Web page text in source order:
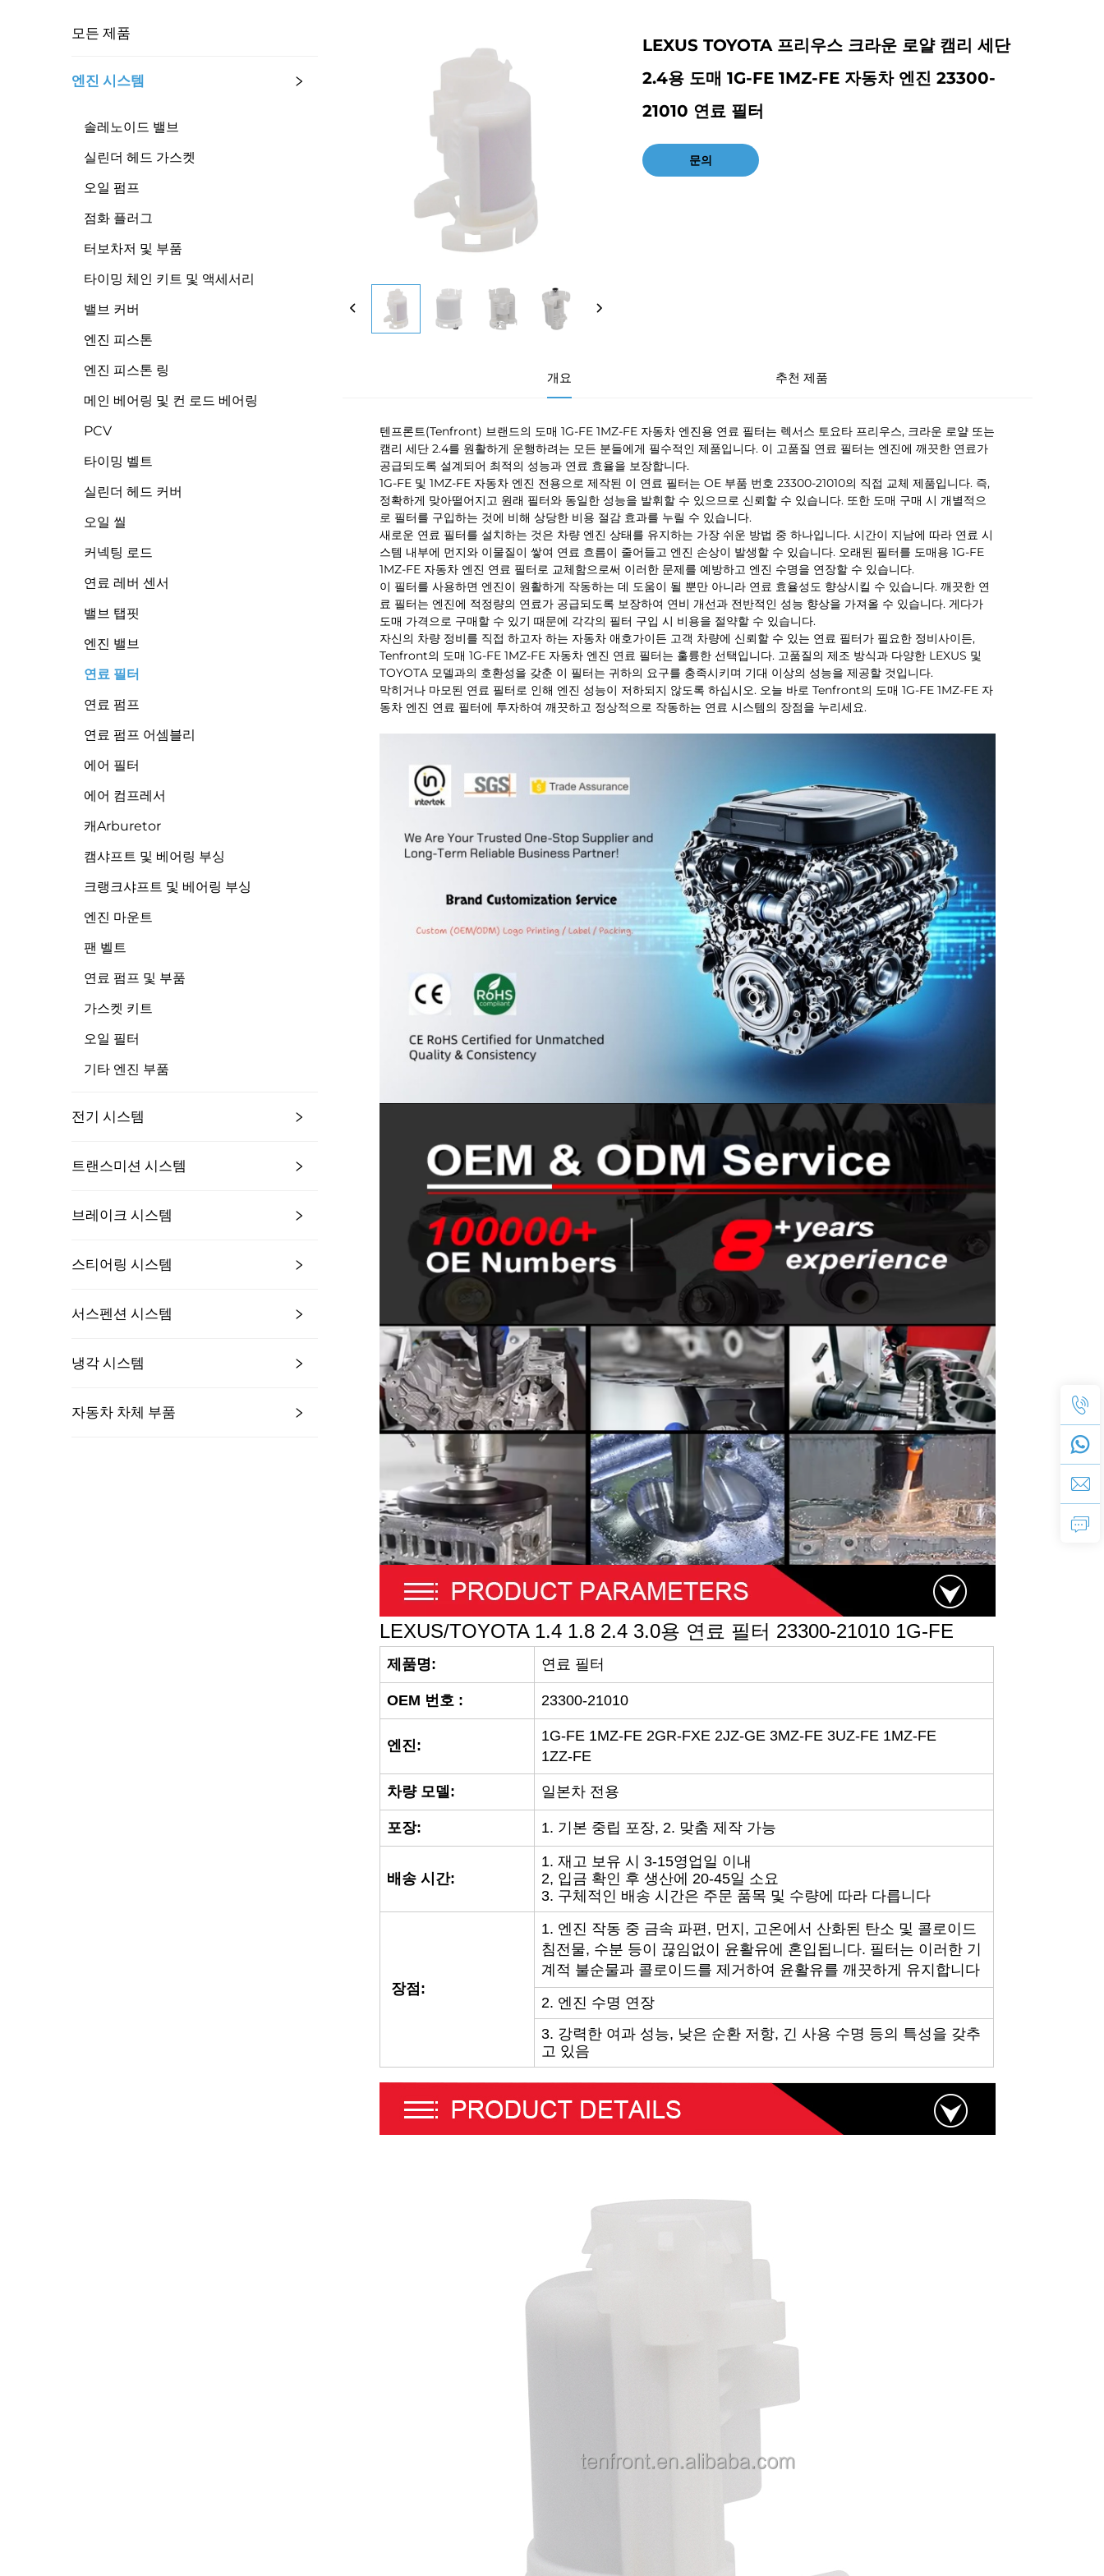
모든 제품
엔진 시스템
솔레노이드 밸브
실린더 헤드 가스켓
오일 펌프
점화 플러그
터보차저 및 부품
타이밍 체인 키트 및 액세서리
밸브 커버
엔진 피스톤
엔진 피스톤 링
메인 베어링 및 컨 로드 베어링
PCV
타이밍 벨트
실린더 헤드 커버
오일 씰
커넥팅 로드
연료 레버 센서
밸브 탭핏
엔진 밸브
연료 필터
연료 펌프
연료 펌프 어셈블리
에어 필터
에어 컴프레서
캐arburetor
캠샤프트 및 베어링 부싱
크랭크샤프트 및 베어링 부싱
엔진 마운트
팬 벨트
연료 펌프 및 부품
가스켓 키트
오일 필터
기타 엔진 부품
전기 시스템
트랜스미션 시스템
브레이크 시스템
스티어링 시스템
서스펜션 시스템
냉각 시스템
자동차 차체 부품
LEXUS TOYOTA 프리우스 크라운 로얄 캠리 세단
2.4용 도매 1G-FE 1MZ-FE 자동차 엔진 23300-
21010 연료 필터
문의
개요 추천 제품
텐프론트(Tenfront) 브랜드의 도매 1G-FE 1MZ-FE 자동차 엔진용 연료 필터는 렉서스 토요타 프리우스, 크라운 로얄 또는
캠리 세단 2.4를 원활하게 운행하려는 모든 분들에게 필수적인 제품입니다. 이 고품질 연료 필터는 엔진에 깨끗한 연료가
공급되도록 설계되어 최적의 성능과 연료 효율을 보장합니다.
1G-FE 및 1MZ-FE 자동차 엔진 전용으로 제작된 이 연료 필터는 OE 부품 번호 23300-21010의 직접 교체 제품입니다. 즉,
정확하게 맞아떨어지고 원래 필터와 동일한 성능을 발휘할 수 있으므로 신뢰할 수 있습니다. 또한 도매 구매 시 개별적으
로 필터를 구입하는 것에 비해 상당한 비용 절감 효과를 누릴 수 있습니다.
새로운 연료 필터를 설치하는 것은 차량 엔진 상태를 유지하는 가장 쉬운 방법 중 하나입니다. 시간이 지남에 따라 연료 시
스템 내부에 먼지와 이물질이 쌓여 연료 흐름이 줄어들고 엔진 손상이 발생할 수 있습니다. 오래된 필터를 도매용 1G-FE
1MZ-FE 자동차 엔진 연료 필터로 교체함으로써 이러한 문제를 예방하고 엔진 수명을 연장할 수 있습니다.
이 필터를 사용하면 엔진이 원활하게 작동하는 데 도움이 될 뿐만 아니라 연료 효율성도 향상시킬 수 있습니다. 깨끗한 연
료 필터는 엔진에 적정량의 연료가 공급되도록 보장하여 연비 개선과 전반적인 성능 향상을 가져올 수 있습니다. 게다가
도매 가격으로 구매할 수 있기 때문에 각각의 필터 구입 시 비용을 절약할 수 있습니다.
자신의 차량 정비를 직접 하고자 하는 자동차 애호가이든 고객 차량에 신뢰할 수 있는 연료 필터가 필요한 정비사이든,
Tenfront의 도매 1G-FE 1MZ-FE 자동차 엔진 연료 필터는 훌륭한 선택입니다. 고품질의 제조 방식과 다양한 LEXUS 및
TOYOTA 모델과의 호환성을 갖춘 이 필터는 귀하의 요구를 충족시키며 기대 이상의 성능을 제공할 것입니다.
막히거나 마모된 연료 필터로 인해 엔진 성능이 저하되지 않도록 하십시오. 오늘 바로 Tenfront의 도매 1G-FE 1MZ-FE 자
동차 엔진 연료 필터에 투자하여 깨끗하고 정상적으로 작동하는 연료 시스템의 장점을 누리세요.
LEXUS/TOYOTA 1.4 1.8 2.4 3.0용 연료 필터 23300-21010 1G-FE
제품명: 연료 필터
OEM 번호 : 23300-21010
엔진:
1G-FE 1MZ-FE 2GR-FXE 2JZ-GE 3MZ-FE 3UZ-FE 1MZ-FE
1ZZ-FE
차량 모델: 일본차 전용
포장: 1. 기본 중립 포장, 2. 맞춤 제작 가능
배송 시간:
1. 재고 보유 시 3-15영업일 이내
2, 입금 확인 후 생산에 20-45일 소요
3. 구체적인 배송 시간은 주문 품목 및 수량에 따라 다릅니다
장점:
1. 엔진 작동 중 금속 파편, 먼지, 고온에서 산화된 탄소 및 콜로이드
침전물, 수분 등이 끊임없이 윤활유에 혼입됩니다. 필터는 이러한 기
계적 불순물과 콜로이드를 제거하여 윤활유를 깨끗하게 유지합니다
2. 엔진 수명 연장
3. 강력한 여과 성능, 낮은 순환 저항, 긴 사용 수명 등의 특성을 갖추
고 있음